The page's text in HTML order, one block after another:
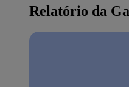
Relatório da